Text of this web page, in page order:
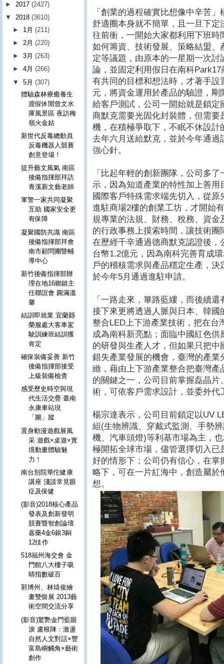
「創業的過程確實比想像中辛苦
舒適圈本身就不簡單，且一旦下
往前衝，一開始大家都利用下班
如何籌資、技術發展、策略結盟
定等議題，由原本的一星期一次
論，並固定利用假日在南科
有共同的目標和想法時，才著手
元，將資金運用於產品的驗證，
給客戶測試，公司一開始就是鎖
商默克需要光固化封裝體，但需
機，在積極爭取下，不眠不休設
去年六月送給默克，並於今年通
強心針。
「比起年輕的創新團隊，公司多
示，因為知道產業的特性加上善
國際客戶特殊需求端先切入，從
進駐商場2樓的創業工坊，才開始
規專業的法規、財務、稅務、資
的行政事務上摸索時間，讓技術
在歷經千辛通過德商默克認證後
台幣1.2億元，因為南科完善育成
戶的稽核需求與產品穩定生產，
於今年5月通過進駐申請。
「一路走來，篳路藍縷，而後續
接下來更將透過人脈與日本、韓
整合LED上下游產業技術，把在台
成為南科新亮點；面臨中國紅色
的研發與生產人才，但如果只把
錯失產業發展的機會，臺灣的產
緻，藉由上下游產業整合把臺灣
的關鍵之一，公司目前掌握磊晶
術，可依客戶需求設計，並委外
楊宗達表示，公司目前鎖定以UV
組(生物辨識、穿戴式監測、手勢
機、汽車頭燈)等利基市場為主，
極開拓全球市場，儘管選擇切入
好的情形下；公司仍有信心，在
略下，可在一片紅海中，創造屬
想。
► 2017 (2427)
▼ 2018 (3610)
► 1月(211)
► 2月(220)
►3月(263)
►4月(266)
▼5月(307)
體驗森林療癒養生
渡假休閒曾文水
庫風景區 夜訪梅
嶺火金姑
新世代反毒總動員
反毒機器人競賽
創意登場！
提升藝文風氣 南區
後備指揮部拜訪
青溪新文藝老師
軍警一家共同凝聚
互助 國家安全更
有保障
凝聚國防共識 南區
後備指揮部拜會
南市顧問團暨輔
導中心
新竹後備指揮部辦
理在地16鄉鎮主
任聯誼會 圓滿溫
馨
結訓即就業 宜蘭縣
榮服處大客車駕
駛訓練班結訓獲
肯定
確保裝備妥善 新竹
後備指揮部接受
上級裝備檢查
感受歷史時空與現
代生活交疊 臺南
永康車站現
「圖」蹤
置身動漫遊戲展風
采 遊戲×桌遊×實
境動畫體驗魅
力！
南台別院華佗健康
講座 淺談常見眼
症及保健
(影音)2018核心產品
發表及創新發明
競賽暨智創論壇
嘉藥4金6銀3銅
12佳作
518福州海交會 金
門館八大樓子吸
睛指數破百
郭博州、林熺俊繪
畫雙個展 2013藝
術空間交流分享
(影音)驚艷金門藍眼
淚 盧根陣：激盪
自然人文對話×豐
富島嶼觸角×藝術
創作